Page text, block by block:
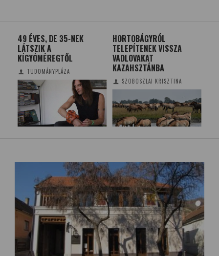
49 ÉVES, DE 35-NEK
LÁTSZIK A
KÍGYÓMÉREGTŐL
TUDOMÁNYPLÁZA
HORTOBÁGYRÓL
TELEPÍTENEK VISSZA
VADLOVAKAT
KAZAHSZTÁNBA
SZOBOSZLAI KRISZTINA